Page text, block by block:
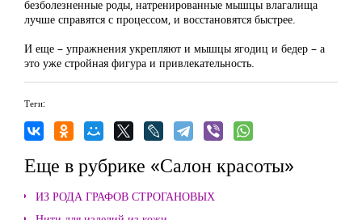
безболезненные роды, натренированные мышцы влагалища
лучше справятся с процессом, и восстановятся быстрее.
И еще – упражнения укрепляют и мышцы ягодиц и бедер – а
это уже стройная фигура и привлекательность.
Теги:
Еще в рубрике «Салон красоты»
ИЗ РОДА ГРАФОВ СТРОГАНОВЫХ